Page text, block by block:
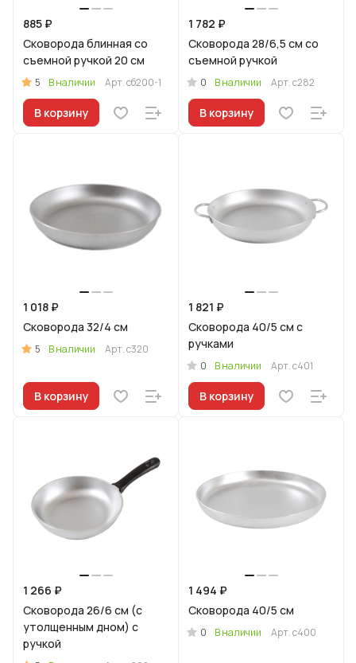
885 ₽
Сковорода блинная со
съемной ручкой 20 см
5 В наличии Арт.сб200-1
В корзину
1 782 ₽
Сковорода 28/6,5 см со
съемной ручкой
0 В наличии Арт.с282
В корзину
1 018 ₽
Сковорода 32/4 см
5 В наличии Арт.с320
В корзину
1 821 ₽
Сковорода 40/5 см с
ручками
0 В наличии Арт.с401
В корзину
1 266 ₽
Сковорода 26/6 см (с
утолщенным дном) с
ручкой
1 494 ₽
Сковорода 40/5 см
0 В наличии Арт.с400